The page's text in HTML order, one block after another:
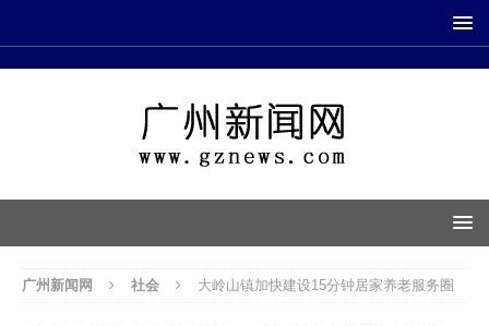
广州新闻网 社会 大岭山镇加快建设15分钟居家养老服务圈